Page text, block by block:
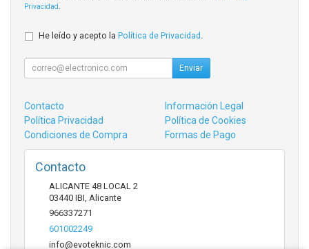
Privacidad
He leído y acepto la Política de Privacidad
Enviar
Contacto
Información Legal
Política Privacidad
Política de Cookies
Condiciones de Compra
Formas de Pago
Contacto
ALICANTE 48 LOCAL 2
03440 IBI Alicante
966337271
601002249
info@evoteknic.com